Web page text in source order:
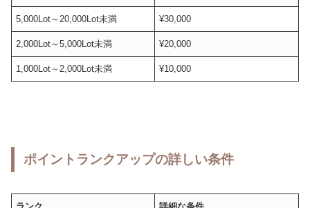
5,000Lot～20,000Lot未満 ¥30,000
2,000Lot～5,000Lot未満 ¥20,000
1,000Lot～2,000Lot未満 ¥10,000
ポイントランクアップの詳しい条件